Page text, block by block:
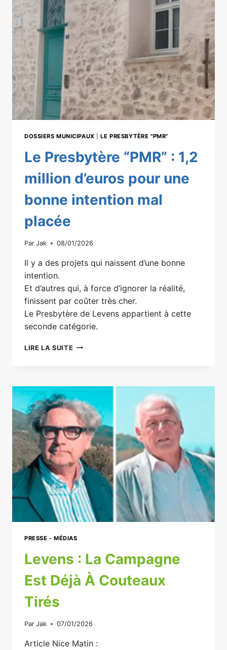
DOSSIERS MUNICIPAUX |LE PRESBYTÈRE "PMR”
Le Presbytère “PMR” : 1,2
million d’euros pour une
bonne intention mal
placée
Par Jak 08/01/2026
Il y a des projets qui naissent d’une bonne
intention.
Et d’autres qui, à force d’ignorer la réalité,
finissent par coûter très cher.
Le Presbytère de Levens appartient à cette
seconde catégorie.
LIRE LA SUITE
1,2
MILLION
D’EUROS
POUR
UNE
BONNE
INTENTION
MAL
PLACÉE
PRESSE - MÉDIAS
Levens : La Campagne
Est Déjà À Couteaux
Tirés
Par Jak 07/01/2026
Article Nice Matin :